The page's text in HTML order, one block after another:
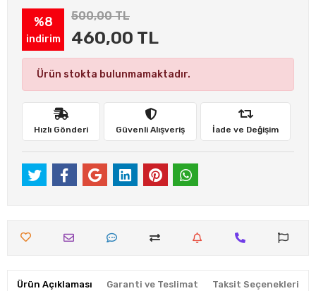
%8
indirim
500,00 TL
460,00 TL
Ürün stokta bulunmamaktadır.
Hızlı Gönderi Güvenli Alışveriş İade ve Değişim
Ürün Açıklaması Garanti ve Teslimat Taksit Seçenekleri